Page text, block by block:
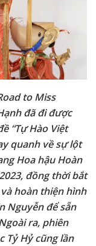
to Miss
đã đi được
“Tự Hào Việt
quanh về sự lột
Hoa hậu Hoàn
đồng thời bắt
hoàn thiện hình
Nguyễn để sẵn
ra, phiên
Tỷ Hỷ cũng lần